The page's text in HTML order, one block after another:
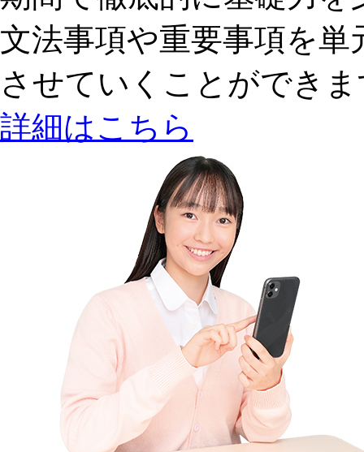
文法事項や重要事項を
させていくことができ
詳細はこちら